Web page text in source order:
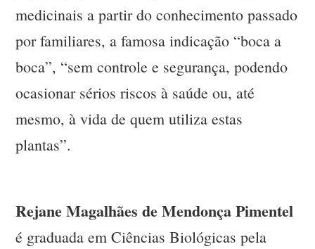
medicinais a partir do conhecimento passado
por familiares, a famosa indicação “boca a
boca”, “sem controle e segurança, podendo
ocasionar sérios riscos à saúde ou, até
mesmo, à vida de quem utiliza estas
plantas”.
Rejane Magalhães de Mendonça Pimentel
é graduada em Ciências Biológicas pela